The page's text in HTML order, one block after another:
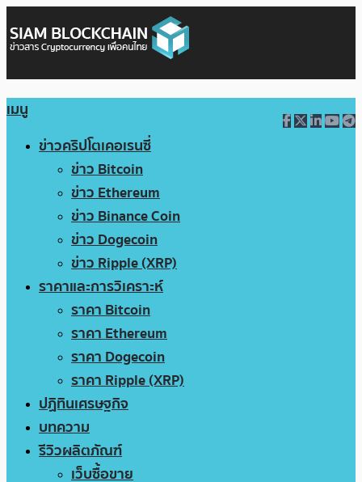
เมนู
ข่าวคริปโตเคอเรนซี่
ข่าว Bitcoin
ข่าว Ethereum
ข่าว Binance Coin
ข่าว Dogecoin
ข่าว Ripple (XRP)
ราคาและการวิเคราะห์
ราคา Bitcoin
ราคา Ethereum
ราคา Dogecoin
ราคา Ripple (XRP)
ปฏิทินเศรษฐกิจ
บทความ
รีวิวผลิตภัณฑ์
เว็บซื้อขาย